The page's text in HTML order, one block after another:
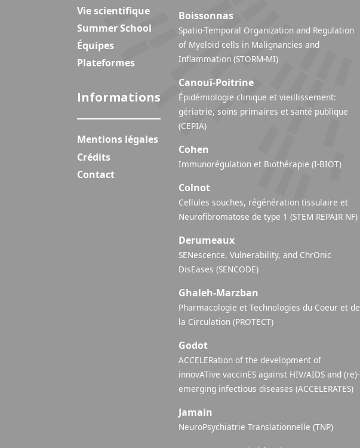
Vie scientifique
Summer School
Équipes
Plateformes
Informations
Mentions légales
Crédits
Contact
Boissonnas
Spatio-Temporal Organization and Regulation
of Myeloid cells in Malignancies and
Inflammation (STORM-MI)
Canouï-Poitrine
Épidémiologie clinique et vieillissement:
gériatrie, soins primaires et santé publique
(CEPIA)
Cohen
Immunorégulation et Biothérapie (I-BIOT)
Colnot
Cellules souches, régénération tissulaire et
Neurofibromatose de type 1 (STEM REPAIR NF)
Derumeaux
SENescence, Vulnerability, and ChrOnic
DisEases (SENCODE)
Ghaleh-Marzban
Pharmacologie et Technologies du Coeur et de
la Circulation (PROTECT)
Godot
ACCELERation of the development of
innovATive vaccinES against HIV/AIDS and (re)-
emerging infectious diseases (ACCELERATES)
Jamain
NeuroPsychiatrie Translationnelle (TNP)